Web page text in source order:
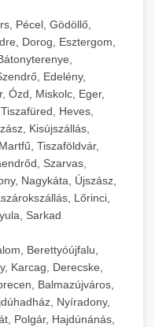
Pécel, Gödöllő,
Dorog, Esztergom,
Edelény,
Ózd, Miskolc, Eger,
Heves,
Kisújszállás,
Tiszaföldvár,
Szarvas,
Nagykáta, Újszász,
Lőrinci,
Sarkad
Berettyóújfalu,
Karcag, Derecske,
Balmazújváros,
Nyíradony,
Polgár, Hajdúnánás,